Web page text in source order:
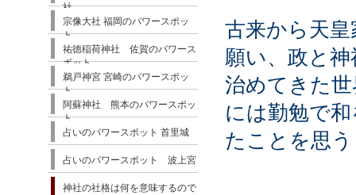
古来から天
願い、政と
治めてきた
には勤勉で
たことを思
社
宗像大社 福岡のパワースポッ
ト
祐徳稲荷神社 佐賀のパワース
ポット
鵜戸神宮 宮崎のパワースポッ
ト
阿蘇神社 熊本のパワースポッ
ト
占いのパワースポット 首里城
占いのパワースポット 波上宮
神社の社格は何を意味するので